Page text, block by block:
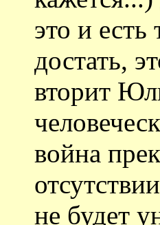
это и
достать,
вторит
война
не будет